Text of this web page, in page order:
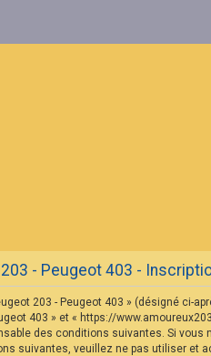
- Peugeot 403 -
203 - Peugeot 403 » (désigné ci-
403 » et « https://
des conditions suivantes. Si vous
suivantes, veuillez ne pas utiliser et